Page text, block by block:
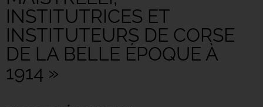
INSTITUTRICES ET
INSTITUTEURS DE CORSE
DE LA BELLE ÉPOQUE À
1914 »